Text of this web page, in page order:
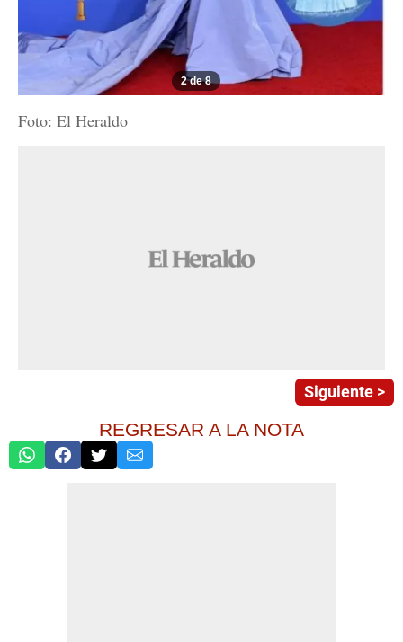
2 de 8
Foto: El Heraldo
Siguiente >
REGRESAR A LA NOTA